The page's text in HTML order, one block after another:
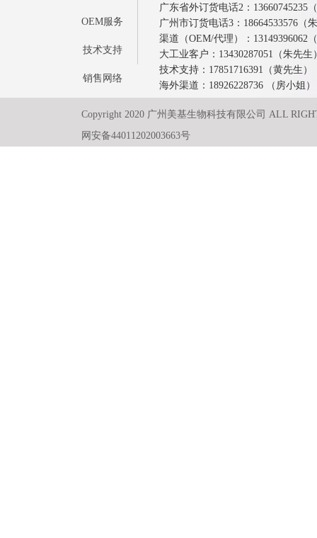
OEM服务
技术支持
销售网络
广东省外订货电话2：13660745235
广州市订货电话3：18664533576（
渠道（OEM/代理）：13149396062
大工业客户：13430287051（朱先生
技术支持：17851716391（黄先生）
海外渠道：18926228736 （房小姐）
Copyright 2020 广州美基生物科技有限公司 ALL
网安备44011202003663号